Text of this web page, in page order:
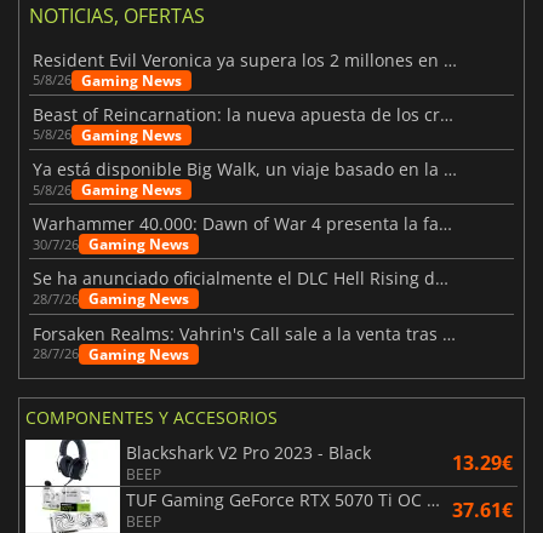
NOTICIAS, OFERTAS
Resident Evil Veronica ya supera los 2 millones en listas de deseados
5/8/26 Gaming News
Beast of Reincarnation: la nueva apuesta de los creadores de Pokémon
5/8/26 Gaming News
Ya está disponible Big Walk, un viaje basado en la amistad
5/8/26 Gaming News
Warhammer 40.000: Dawn of War 4 presenta la facción de los Necrones
30/7/26 Gaming News
Se ha anunciado oficialmente el DLC Hell Rising de Nioh 3
28/7/26 Gaming News
Forsaken Realms: Vahrin's Call sale a la venta tras una década
28/7/26 Gaming News
COMPONENTES Y ACCESORIOS
Blackshark V2 Pro 2023 - Black
BEEP 13.29€
TUF Gaming GeForce RTX 5070 Ti OC White Edition 16GB
BEEP 37.61€